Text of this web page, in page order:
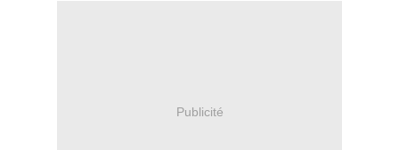
Publicité